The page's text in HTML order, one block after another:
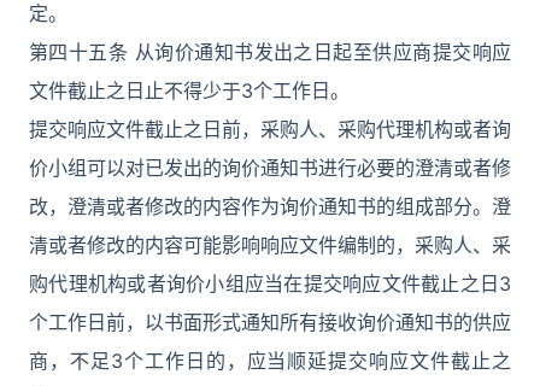
定。
第四十五条 从询价通知书发出之日起至供应商提交响应
文件截止之日止不得少于3个工作日。
提交响应文件截止之日前，采购人、采购代理机构或者询
价小组可以对已发出的询价通知书进行必要的澄清或者修
改，澄清或者修改的内容作为询价通知书的组成部分。澄
清或者修改的内容可能影响响应文件编制的，采购人、采
购代理机构或者询价小组应当在提交响应文件截止之日3
个工作日前，以书面形式通知所有接收询价通知书的供应
商，不足3个工作日的，应当顺延提交响应文件截止之